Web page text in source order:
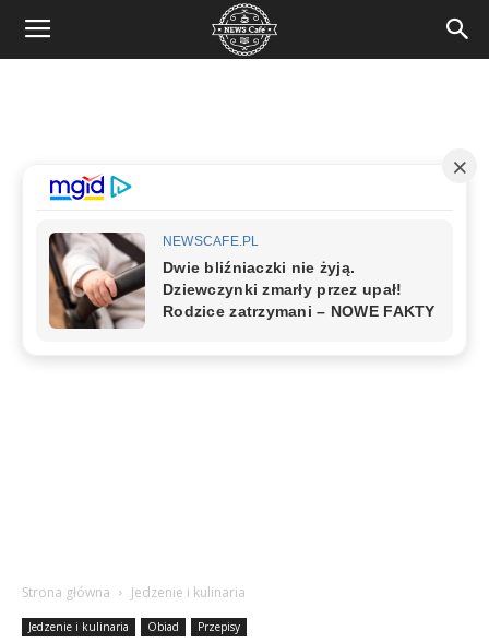
News
Strona główna Jedzenie i kulinaria
Jedzenie i kulinaria Obiad Przepisy